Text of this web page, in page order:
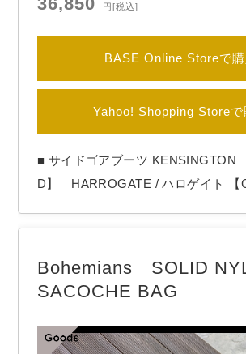
円[税込]
BASE Online Storeで購
Yahoo! Shopping Storeで
■ サイドゴアブーツ KENSINGTON 【BRAN
D】 HARROGATE / ハロゲイト
アブーツ「KENSINGTON」 クラシックなフォルム
のアプローチを試みたオリジナルラ
に、ミニ…
Bohemians SOLID
SACOCHE BAG